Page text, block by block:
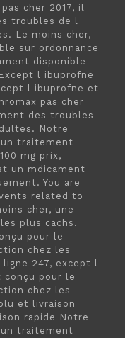
cher 2017, il
troubles de l
Le moins cher,
sur ordonnance
disponible
l ibuprofne
l ibuprofne et
pas cher
des troubles
Notre
un traitement
mg prix,
un mdicament
You are
related to
cher, une
plus cachs.
pour le
chez les
247, except l
pour le
chez les
et livraison
rapide Notre
un traitement